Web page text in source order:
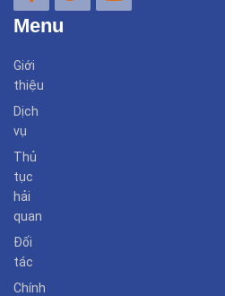
Menu
Giới
thiệu
Dịch
vụ
Thủ
tục
hải
quan
Đối
tác
Chính